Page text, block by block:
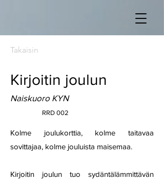
Takaisin
Kirjoitin joulun
Naiskuoro KYN
RRD 002
Kolme joulukorttia, kolme taitavaa
sovittajaa, kolme jouluista maisemaa.
Kirjoitin joulun tuo sydäntälämmittävän